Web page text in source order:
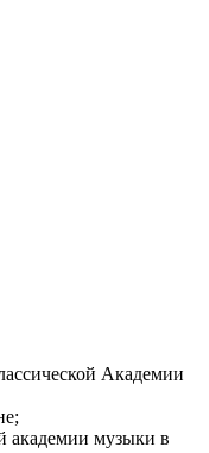
Академии
академии музыки в